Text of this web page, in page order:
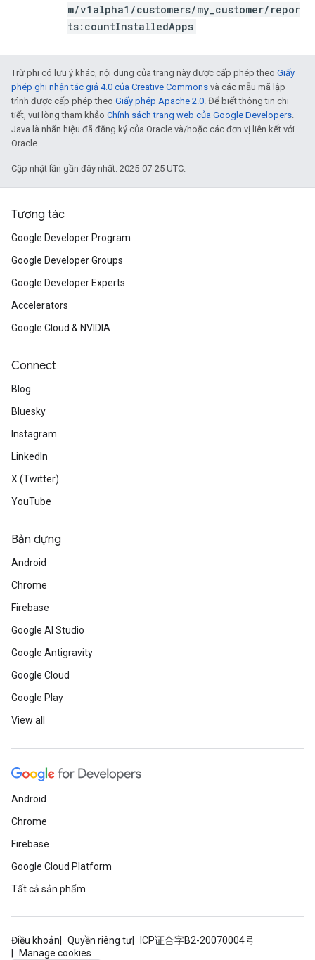
m/v1alpha1/customers/my_customer/repor
ts:countInstalledApps
Trừ phi có lưu ý khác, nội dung của trang này được cấp phép theo Giấy
phép ghi nhận tác giả 4.0 của Creative Commons và các mẫu mã lập
trình được cấp phép theo Giấy phép Apache 2.0. Để biết thông tin chi
tiết, vui lòng tham khảo Chính sách trang web của Google Developers.
Java là nhãn hiệu đã đăng ký của Oracle và/hoặc các đơn vị liên kết với
Oracle.
Cập nhật lần gần đây nhất: 2025-07-25 UTC.
Tương tác
Google Developer Program
Google Developer Groups
Google Developer Experts
Accelerators
Google Cloud & NVIDIA
Connect
Blog
Bluesky
Instagram
LinkedIn
X (Twitter)
YouTube
Bản dựng
Android
Chrome
Firebase
Google AI Studio
Google Antigravity
Google Cloud
Google Play
View all
Android
Chrome
Firebase
Google Cloud Platform
Tất cả sản phẩm
Điều khoản Quyền riêng tư
ICP证合字B2-20070004号
Manage cookies